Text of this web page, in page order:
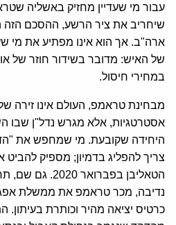
עבור מי שעדיין מחזיק באשליה
שיחריב את ציר הרשע, ההסכם
ארה"ב. אך הוא אינו מפתיע את מי
של האיש: מדובר בשידור חוזר של
במחירי חיסול.
מבחינת טראמפ, העולם אינו זירה של
אסטרטגיות, אלא מגרש נדל"ן שבו
היחידה שקובעת. מי שמחפש את
צריך להפליג בדמיון; מספיק
הטאליבן
נדיבה, מכר טראמפ את ממשלת
כרטיס יציאה מהיר וכותרת בעיתון.